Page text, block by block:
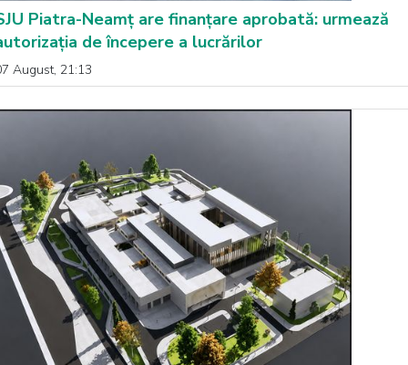
Piatra-Neamț are finanțare aprobată: urmează
de începere a lucrărilor
August, 21:13